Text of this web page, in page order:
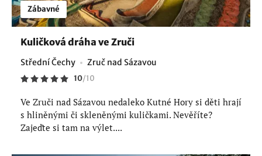
Zábavné
Kuličková dráha ve Zruči
Střední Čechy Zruč nad Sázavou
10/10
Ve Zruči nad Sázavou nedaleko Kutné Hory si děti hrají
s hliněnými či skleněnými kuličkami. Nevěříte?
Zajeďte si tam na výlet....